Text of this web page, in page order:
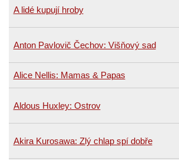
A lidé kupují hroby
Anton Pavlovič Čechov: Višňový sad
Alice Nellis: Mamas & Papas
Aldous Huxley: Ostrov
Akira Kurosawa: Zlý chlap spí dobře